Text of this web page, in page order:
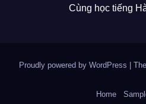
Cùng học tiếng
Proudly powered by WordPress
Home